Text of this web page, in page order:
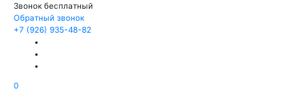
Звонок бесплатный
Обратный звонок
+7 (926) 935-48-82
0